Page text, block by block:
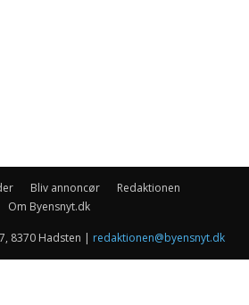
Bliv annoncør
Redaktionen
Om Byensnyt.dk
8370 Hadsten | redaktionen@byensnyt.dk